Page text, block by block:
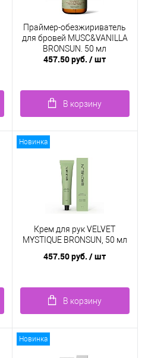
Праймер-обезжириватель
для бровей MUSC&VANILLA
BRONSUN, 50 мл
457.50 руб./ шт
В корзину
Новинка
Крем для рук VELVET
MYSTIQUE BRONSUN, 50 мл
457.50 руб./ шт
В корзину
Новинка